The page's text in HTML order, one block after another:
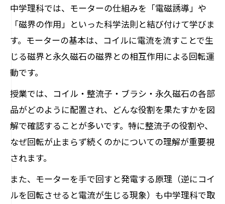
モーターを短時間で理解する勉強法まとめ
モーターの仕組みを効率よく覚える勉強
法
中学・小学校理科のモーター理解のコツ
モーターの仕組みをわかりやすく学ぶ方
法
中学理科では、モーターの仕組みを「電磁誘導」や
「磁界の作用」といった科学法則と結び付けて学びま
す。モーターの基本は、コイルに電流を流すことで生
じる磁界と永久磁石の磁界との相互作用による回転運
動です。
授業では、コイル・整流子・ブラシ・永久磁石の各部
品がどのように配置され、どんな役割を果たすかを図
解で確認することが多いです。特に整流子の役割や、
なぜ回転が止まらず続くのかについての理解が重要視
されます。
また、モーターを手で回すと発電する原理（逆にコイ
ルを回転させると電流が生じる現象）も中学理科で取